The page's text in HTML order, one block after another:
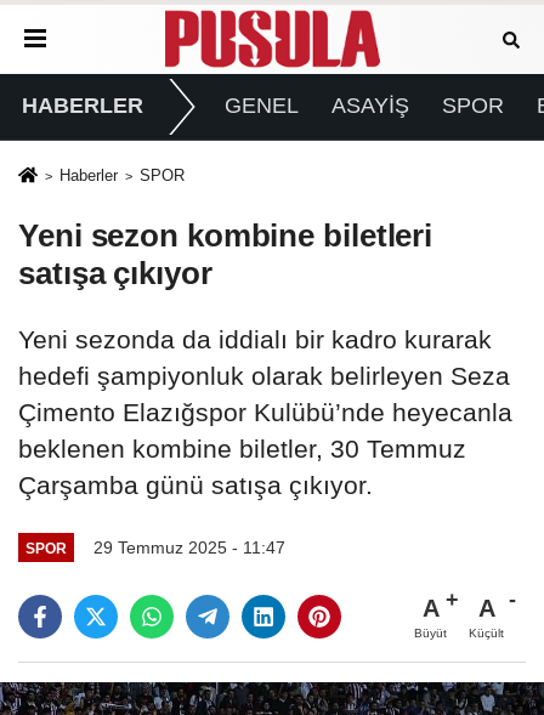
HABERLER GENEL ASAYİŞ SPOR
Haberler SPOR
Yeni sezon kombine biletleri
satışa çıkıyor
Yeni sezonda da iddialı bir kadro kurarak
hedefi şampiyonluk olarak belirleyen Seza
Çimento Elazığspor Kulübü’nde heyecanla
beklenen kombine biletler, 30 Temmuz
Çarşamba günü satışa çıkıyor.
SPOR 29 Temmuz 2025 - 11:47
A
Büyüt
A
Küçült